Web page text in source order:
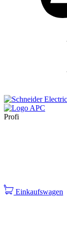
Profi
Einkaufswagen